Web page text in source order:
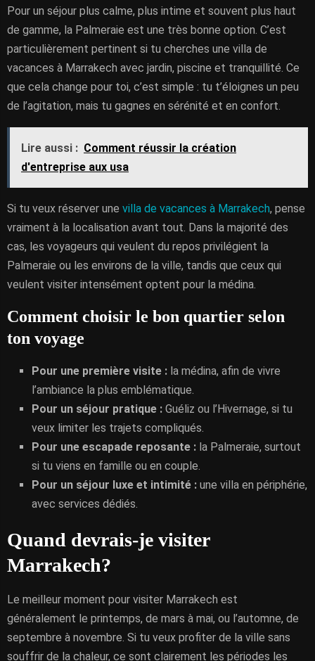
Pour un séjour plus calme, plus intime et souvent plus haut
de gamme, la Palmeraie est une très bonne option. C’est
particulièrement pertinent si tu cherches une villa de
vacances à Marrakech avec jardin, piscine et tranquillité. Ce
que cela change pour toi, c’est simple : tu t’éloignes un peu
de l’agitation, mais tu gagnes en sérénité et en confort.
Lire aussi : Comment réussir la création
d'entreprise aux usa
Si tu veux réserver une villa de vacances à Marrakech, pense
vraiment à la localisation avant tout. Dans la majorité des
cas, les voyageurs qui veulent du repos privilégient la
Palmeraie ou les environs de la ville, tandis que ceux qui
veulent visiter intensément optent pour la médina.
Comment choisir le bon quartier selon
ton voyage
Pour une première visite : la médina, afin de vivre
l’ambiance la plus emblématique.
Pour un séjour pratique : Guéliz ou l’Hivernage, si tu
veux limiter les trajets compliqués.
Pour une escapade reposante : la Palmeraie, surtout
si tu viens en famille ou en couple.
Pour un séjour luxe et intimité : une villa en périphérie,
avec services dédiés.
Quand devrais-je visiter
Marrakech?
Le meilleur moment pour visiter Marrakech est
généralement le printemps, de mars à mai, ou l’automne, de
septembre à novembre. Si tu veux profiter de la ville sans
souffrir de la chaleur, ce sont clairement les périodes les